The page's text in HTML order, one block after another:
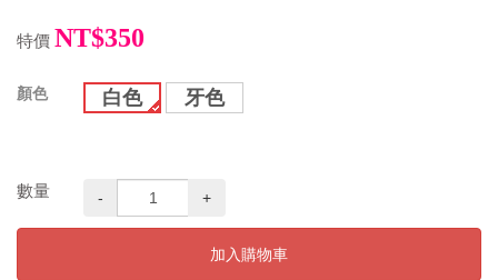
特價 NT$350
顏色 白色 牙色
數量 - +
加入購物車